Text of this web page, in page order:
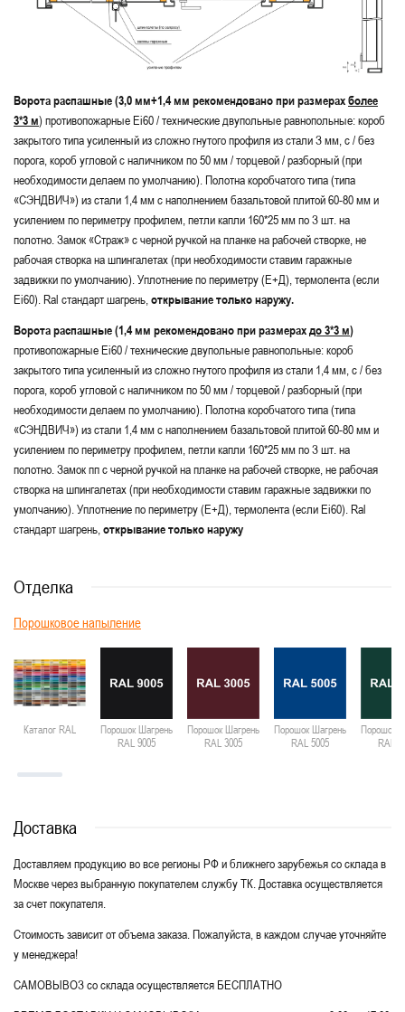
Ворота распашные (3,0 мм+1,4 мм рекомендовано при размерахболее
3*3 м) противопожарные Ei60 / технические двупольные равнопольные: короб
закрытого типа усиленный из сложно гнутого профиля из стали З мм, с / без
порога, короб угловой с наличником по 50 мм / торцевой / разборный (при
необходимости делаем по умолчанию). Полотна коробчатого типа (типа
«СЭНДВИЧ») из стали 1,4 мм с наполнением базальтовой плитой 60-80 мм и
усилением по периметру профилем, петли капли 160*25 мм по З шт. на
полотно. Замок «Страж» с черной ручкой на планке на рабочей створке, не
рабочая створка на шпингалетах (при необходимости ставим гаражные
задвижки по умолчанию). Уплотнение по периметру (Е+Д), термолента (если
Ei60). Ral стандарт шагрень,открывание только наружу.
Ворота распашные (1,4 мм рекомендовано при размерахдо 3*3 м)
противопожарные Ei60 / технические двупольные равнопольные: короб
закрытого типа усиленный из сложно гнутого профиля из стали 1,4 мм, с / без
порога, короб угловой с наличником по 50 мм / торцевой / разборный (при
необходимости делаем по умолчанию). Полотна коробчатого типа (типа
«СЭНДВИЧ») из стали 1,4 мм с наполнением базальтовой плитой 60-80 мм и
усилением по периметру профилем, петли капли 160*25 мм по З шт. на
полотно. Замок пп с черной ручкой на планке на рабочей створке, не рабочая
створка на шпингалетах (при необходимости ставим гаражные задвижки по
умолчанию). Уплотнение по периметру (Е+Д), термолента (если Ei60). Ral
стандарт шагрень,открывание только наружу
Отделка
Порошковое напыление
Каталог RAL
Порошок Шагрень
RAL 9005
Порошок Шагрень
RAL 3005
Порошок Шагрень
RAL 5005
Порошок
RAL
Доставка
Доставляем продукцию во все регионы РФ и ближнего зарубежья со склада в
Москве через выбранную покупателем службу ТК. Доставка осуществляется
за счет покупателя.
Стоимость зависит от объема заказа. Пожалуйста, в каждом случае уточняйте
у менеджера!
САМОВЫВОЗ со склада осуществляется БЕСПЛАТНО